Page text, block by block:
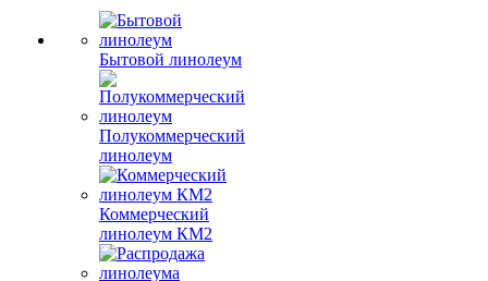
Бытовой линолеум
Полукоммерческий
линолеум
Коммерческий
линолеум КМ2